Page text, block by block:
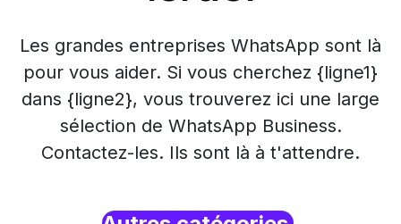
Les grandes entreprises WhatsApp sont là
pour vous aider. Si vous cherchez {ligne1}
dans {ligne2}, vous trouverez ici une large
sélection de WhatsApp Business.
Contactez-les. Ils sont là à t'attendre.